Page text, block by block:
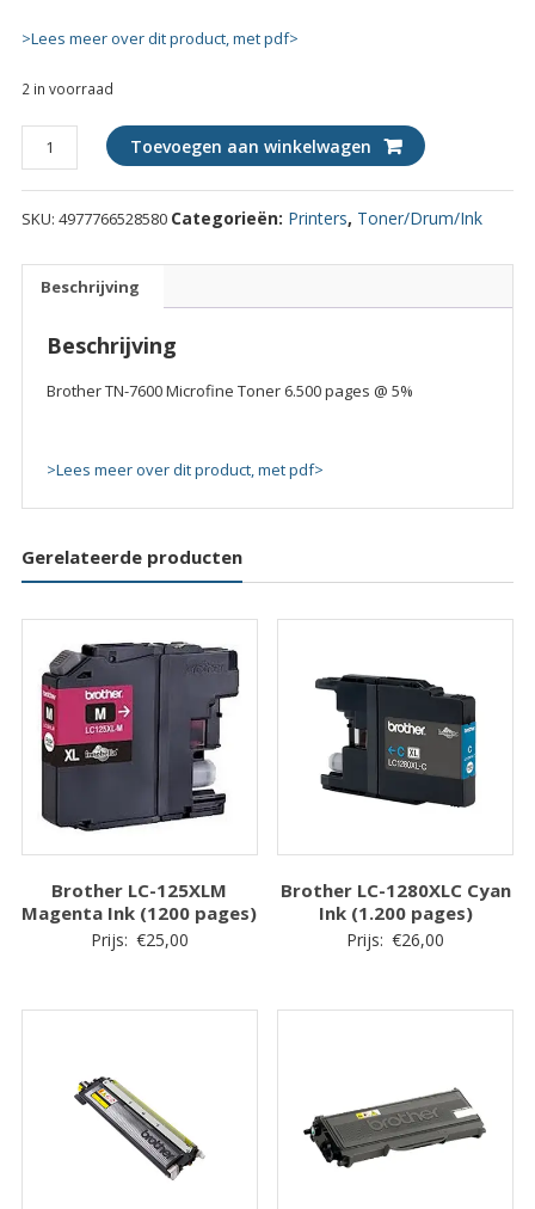
>Lees meer over dit product, met pdf>
2 in voorraad
Brother
TN-
7600
Microfine
quantity
Toevoegen aan winkelwagen
SKU: 4977766528580 Categorieën: Printers, Toner/Drum/Ink
Beschrijving
Beschrijving
Brother TN-7600 Microfine Toner 6.500 pages @ 5%
>Lees meer over dit product, met pdf>
Gerelateerde producten
Brother LC-125XLM
Magenta Ink (1200 pages)
Prijs: €25,00
Brother LC-1280XLC Cyan
Ink (1.200 pages)
Prijs: €26,00